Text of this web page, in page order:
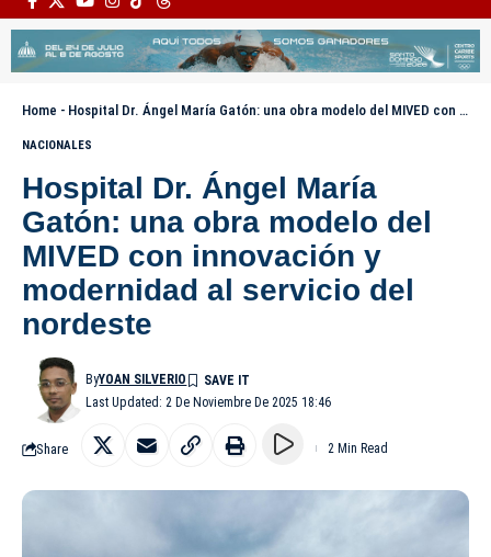
Home - Hospital Dr. Ángel María Gatón: una obra modelo del MIVED con innovación y modernidad al servicio del nordeste
NACIONALES
Hospital Dr. Ángel María
Gatón: una obra modelo del
MIVED con innovación y
modernidad al servicio del
nordeste
Last Updated: 2 De Noviembre De 2025 18:46
ByYOAN SILVERIO
Share 2 Min Read